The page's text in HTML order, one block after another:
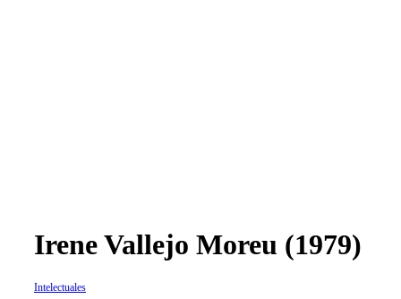
Irene Vallejo Moreu (1979)
Intelectuales